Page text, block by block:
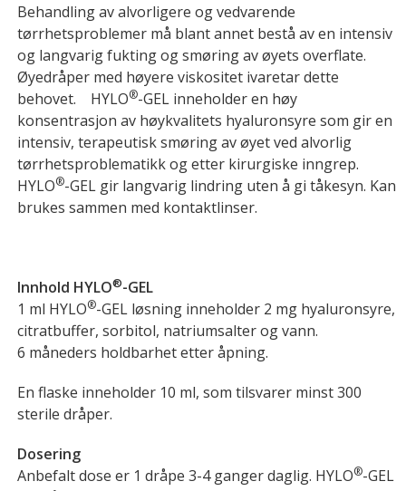
Behandling av alvorligere og vedvarende
tørrhetsproblemer må blant annet bestå av en intensiv
og langvarig fukting og smøring av øyets overflate.
Øyedråper med høyere viskositet ivaretar dette
behovet. HYLO®-GEL inneholder en høy
konsentrasjon av høykvalitets hyaluronsyre som gir en
intensiv, terapeutisk smøring av øyet ved alvorlig
tørrhetsproblematikk og etter kirurgiske inngrep.
HYLO®-GEL gir langvarig lindring uten å gi tåkesyn. Kan
brukes sammen med kontaktlinser.
Innhold HYLO®-GEL
1 ml HYLO®-GEL løsning inneholder 2 mg hyaluronsyre,
citratbuffer, sorbitol, natriumsalter og vann.
6 måneders holdbarhet etter åpning.
En flaske inneholder 10 ml, som tilsvarer minst 300
sterile dråper.
Dosering
Anbefalt dose er 1 dråpe 3-4 ganger daglig. HYLO®-GEL